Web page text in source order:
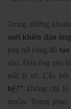
Trong những
mới khiến đàn
phụ nữ cũng đủ
nào. Đàn ông yêu
mất lý trí. Câu hỏi
hệ?” không chỉ tò
muốn. Trang